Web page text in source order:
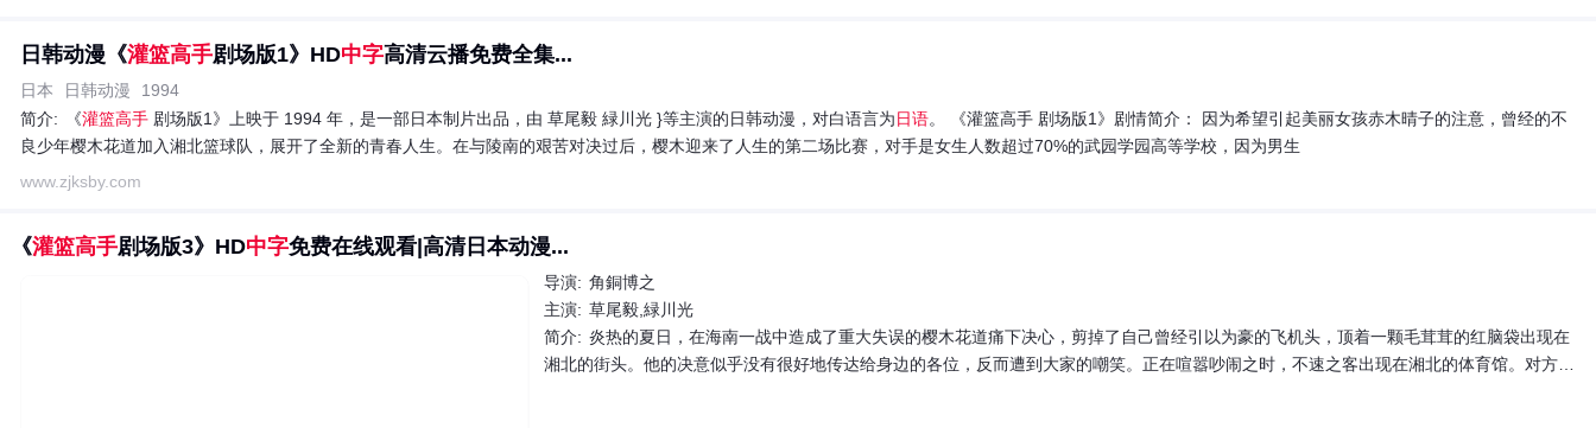
日韩动漫《灌篮高手剧场版1》HD中字高清云播免费全集...
日本 日韩动漫
1994
简介:
《灌篮高手 剧场版1》上映于 1994 年，是一部日本制片出品，由 草尾毅 緑川光 }等主演的日韩动漫，对白语言为日语。 《灌篮高手 剧场版1》剧情简介： 因为希望引起美丽女孩赤木晴子的注意，曾经的不
良少年樱木花道加入湘北篮球队，展开了全新的青春人生。在与陵南的艰苦对决过后，樱木迎来了人生的第二场比赛，对手是女生人数超过70%的武园学园高等学校，因为男生
www.zjksby.com
《灌篮高手剧场版3》HD中字免费在线观看|高清日本动漫...
导演: 角銅博之
主演: 草尾毅,緑川光
简介: 炎热的夏日，在海南一战中造成了重大失误的樱木花道痛下决心，剪掉了自己曾经引以为豪的飞机头，顶着一颗毛茸茸的红脑袋出现在
湘北的街头。他的决意似乎没有很好地传达给身边的各位，反而遭到大家的嘲笑。正在喧嚣吵闹之时，不速之客出现在湘北的体育馆。对方是